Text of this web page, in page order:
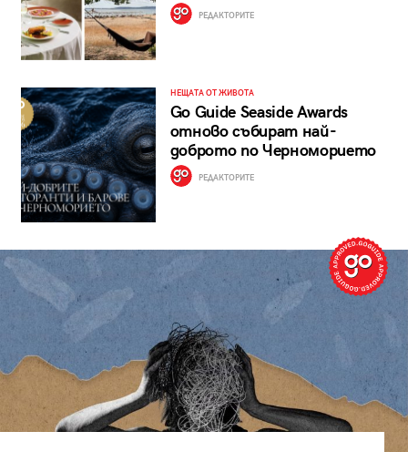
РЕДАКТОРИТЕ
НЕЩАТА ОТ ЖИВОТА
Go Guide Seaside Awards
отново събират най-
доброто по Черноморието
РЕДАКТОРИТЕ